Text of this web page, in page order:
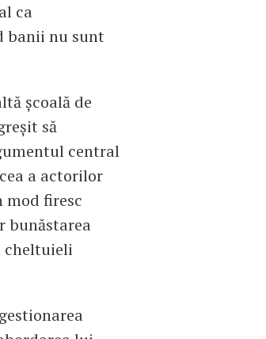
ca
banii nu sunt
școală de
să
central
a actorilor
mod firesc
bunăstarea
cheltuieli